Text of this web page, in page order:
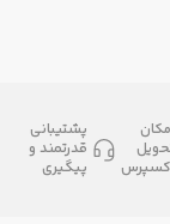
پشتیبانی
قدرتمند و
پیگیری